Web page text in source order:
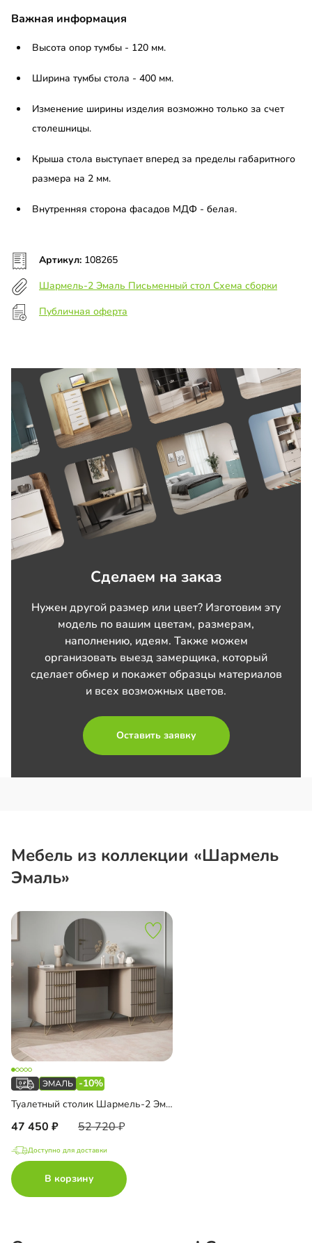
Важная информация
Высота опор тумбы - 120 мм.
Ширина тумбы стола - 400 мм.
Изменение ширины изделия возможно только за счет
столешницы.
Крыша стола выступает вперед за пределы габаритного
размера на 2 мм.
Внутренняя сторона фасадов МДФ - белая.
Артикул: 108265
Шармель-2 Эмаль Письменный стол Схема сборки
Публичная оферта
Сделаем на заказ
Нужен другой размер или цвет? Изготовим эту
модель по вашим цветам, размерам,
наполнению, идеям. Также можем
организовать выезд замерщика, который
сделает обмер и покажет образцы материалов
и всех возможных цветов.
Оставить заявку
Мебель из коллекции «Шармель
Эмаль»
-10%
Туалетный столик Шармель-2 Эмаль с зеркалом
47 450 52 720
Доступно для доставки
В корзину